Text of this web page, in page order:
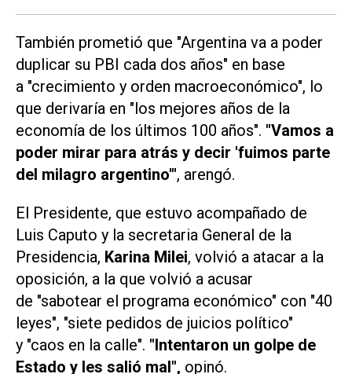
También prometió que "Argentina va a poder
duplicar su PBI cada dos años" en base
a "crecimiento y orden macroeconómico", lo
que derivaría en "los mejores años de la
economía de los últimos 100 años". "Vamos a
poder mirar para atrás y decir 'fuimos parte
del milagro argentino'", arengó.
El Presidente, que estuvo acompañado de
Luis Caputo y la secretaria General de la
Presidencia, Karina Milei, volvió a atacar a la
oposición, a la que volvió a acusar
de "sabotear el programa económico" con "40
leyes", "siete pedidos de juicios político"
y "caos en la calle". "Intentaron un golpe de
Estado y les salió mal", opinó.